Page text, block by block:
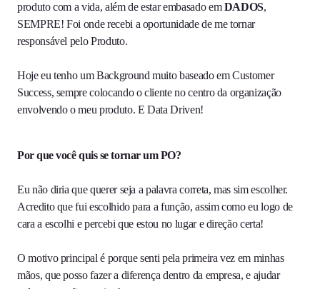
produto com a vida, além de estar embasado emDADOS,
SEMPRE! Foi onde recebi a oportunidade de me tornar
responsável pelo Produto.
Hoje eu tenho um Background muito baseado em Customer
Success, sempre colocando o cliente no centro da organização
envolvendo o meu produto. E Data Driven!
Por que você quis se tornar um PO?
Eu não diria que querer seja a palavra correta, mas sim escolher.
Acredito que fui escolhido para a função, assim como eu logo de
cara a escolhi e percebi que estou no lugar e direção certa!
O motivo principal é porque senti pela primeira vez em minhas
mãos, que posso fazer a diferença dentro da empresa, e ajudar